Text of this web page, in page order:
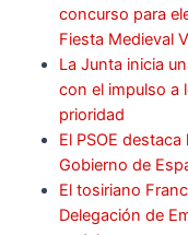
concurso para
Fiesta Medieval
La Junta inicia
con el impulso a
prioridad
El PSOE
Gobierno de
El tosiriano
Delegación de